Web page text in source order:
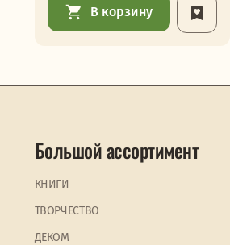
В корзину
Большой ассортимент
КНИГИ
ТВОРЧЕСТВО
ДЕКОМ